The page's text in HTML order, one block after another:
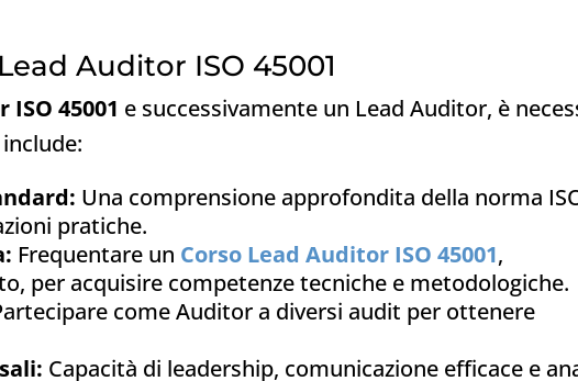
Auditor ISO 45001
45001 e successivamente un Lead Auditor, è
Una comprensione approfondita della norma
pratiche.
Frequentare un Corso Lead Auditor ISO 45001,
per acquisire competenze tecniche e metodologiche.
come Auditor a diversi audit per ottenere
Capacità di leadership, comunicazione efficace e